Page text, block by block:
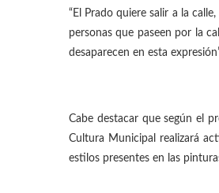
“El Prado quiere salir a la
personas que paseen por la
desaparecen en esta
Cabe destacar que según el
Cultura Municipal realizará
estilos presentes en las